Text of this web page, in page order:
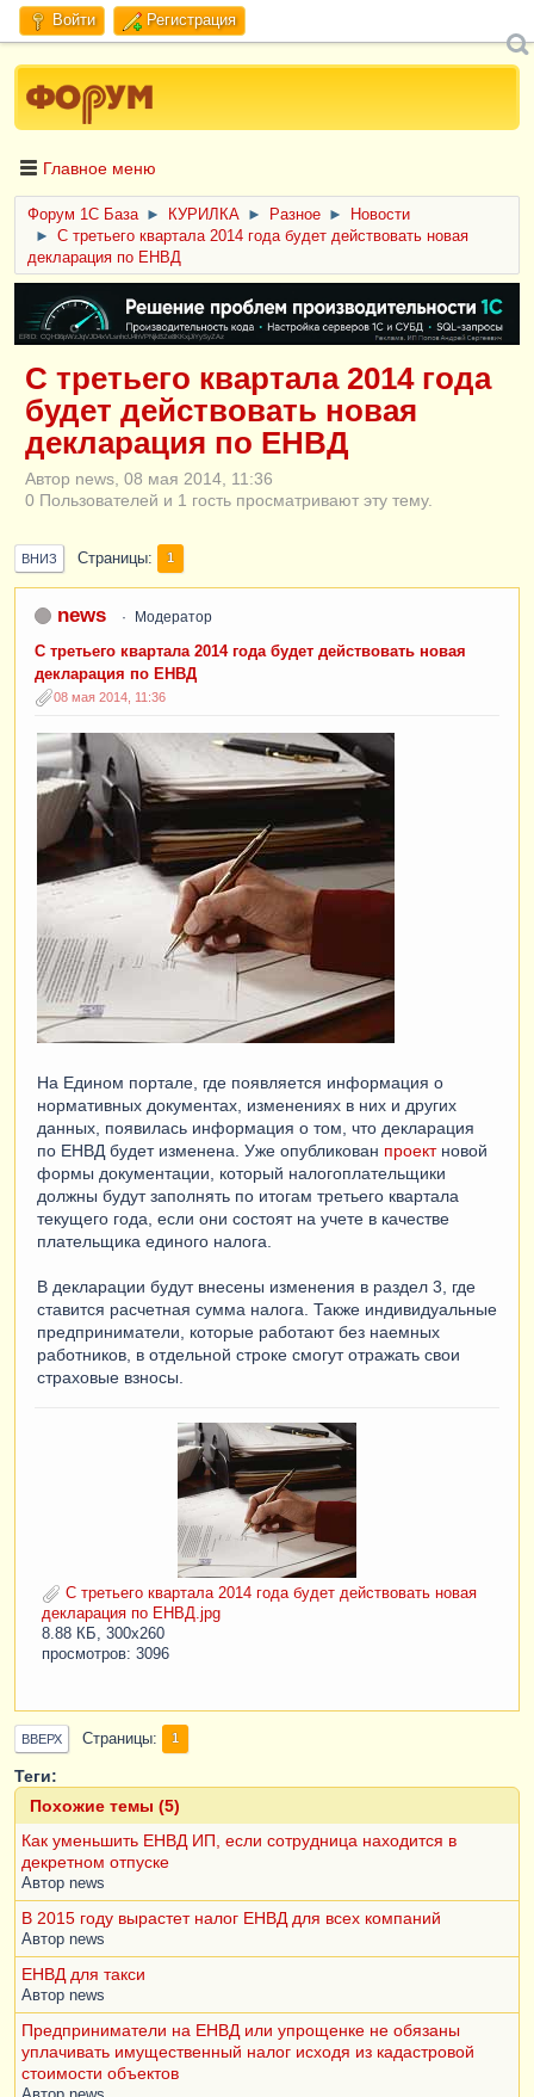
Войти Регистрация
Главное меню
Форум 1C База ► КУРИЛКА ► Разное ►
Новости
►
С третьего квартала 2014 года будет действовать новая
декларация по ЕНВД
ERID: CQH36pWzJqVJD4xVLsnhcU4hVPNjkBZe8KKxjJiYySyZAz
С третьего квартала 2014 года
будет действовать новая
декларация по ЕНВД
Автор news, 08 мая 2014, 11:36
0 Пользователей и 1 гость просматривают эту тему.
ВНИЗ Страницы 1
news Модератор
С третьего квартала 2014 года будет действовать новая
декларация по ЕНВД
08 мая 2014, 11:36
На Едином портале, где появляется информация о
нормативных документах, изменениях в них и других
данных, появилась информация о том, что декларация
по ЕНВД будет изменена. Уже опубликован проектновой
формы документации, который налогоплательщики
должны будут заполнять по итогам третьего квартала
текущего года, если они состоят на учете в качестве
плательщика единого налога.
В декларации будут внесены изменения в раздел 3, где
ставится расчетная сумма налога. Также индивидуальные
предприниматели, которые работают без наемных
работников, в отдельной строке смогут отражать свои
страховые взносы.
С третьего квартала 2014 года будет действовать новая
декларация по ЕНВД.jpg
8.88 КБ, 300x260
просмотров: 3096
ВВЕРХ Страницы 1
Теги:
Похожие темы (5)
Как уменьшить ЕНВД ИП, если сотрудница находится в
декретном отпуске
Автор news
В 2015 году вырастет налог ЕНВД для всех компаний
Автор news
ЕНВД для такси
Автор news
Предприниматели на ЕНВД или упрощенке не обязаны
уплачивать имущественный налог исходя из кадастровой
стоимости объектов